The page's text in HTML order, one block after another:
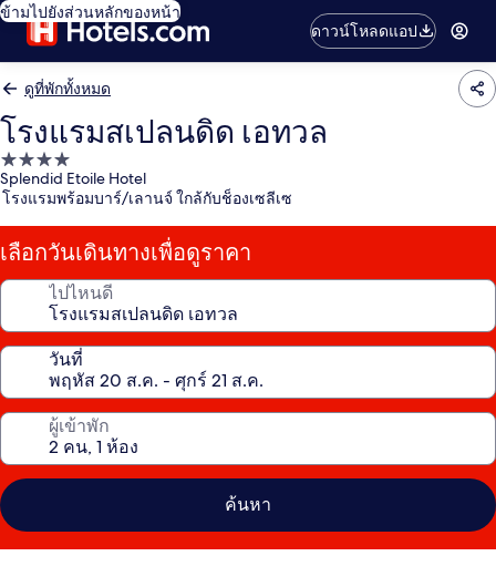
ข้ามไปยังส่วนหลักของหน้า
ดาวน์โหลดแอป
ดูที่พักทั้งหมด
โรงแรมสเปลนดิด เอทวล
ที่พัก
4.0
Splendid Etoile Hotel
โรงแรมพร้อมบาร์/เลานจ์ ใกล้กับช็องเซลีเซ
เลือกวันเดินทางเพื่อดูราคา
ไปไหนดี
วันที่
ผู้เข้าพัก
ค้นหา